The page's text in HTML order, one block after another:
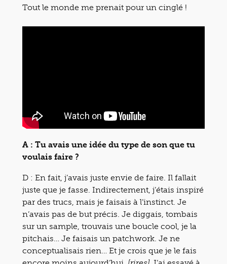
Tout le monde me prenait pour un cinglé !
A : Tu avais une idée du type de son que tu
voulais faire ?
D : En fait, j’avais juste envie de faire. Il fallait
juste que je fasse. Indirectement, j’étais inspiré
par des trucs, mais je faisais à l’instinct. Je
n’avais pas de but précis. Je diggais, tombais
sur un sample, trouvais une boucle cool, je la
pitchais… Je faisais un patchwork. Je ne
conceptualisais rien… Et je crois que je le fais